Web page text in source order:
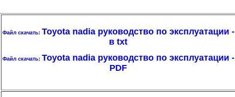
Файл скачать: Toyota nadia руководство по эксплуатации -
в txt
Файл скачать: Toyota nadia руководство по эксплуатации -
PDF